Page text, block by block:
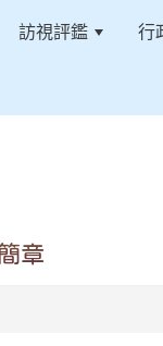
訪視評鑑 行
章